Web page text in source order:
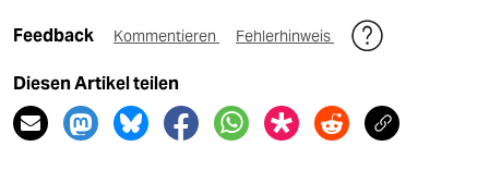
Feedback Kommentieren Fehlerhinweis
Diesen Artikel teilen